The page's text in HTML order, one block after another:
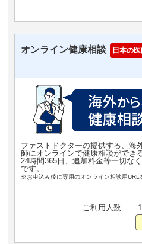
オンライン健康相談 日本の
ファストドクターの提供する、海
師にオンラインで健康相談ができ
24時間365日、追加料金等一切な
です。
※お申込み後に専用のオンライン相談用URL
ご利用人数